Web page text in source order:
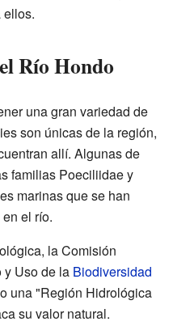
ellos.
Río Hondo
una gran variedad de
son únicas de la región,
allí. Algunas de
familias Poeciliidae y
marinas que se han
el río.
la Comisión
y Uso de la Biodiversidad
una "Región Hidrológica
su valor natural.